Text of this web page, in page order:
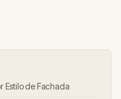
Estilo de Fachada